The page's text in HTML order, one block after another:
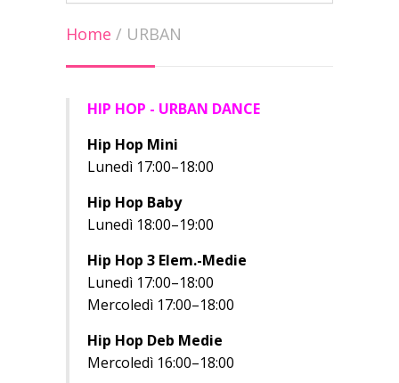
Home / URBAN
HIP HOP - URBAN DANCE
Hip Hop Mini
Lunedì 17:00–18:00
Hip Hop Baby
Lunedì 18:00–19:00
Hip Hop 3 Elem.-Medie
Lunedì 17:00–18:00
Mercoledì 17:00–18:00
Hip Hop Deb Medie
Mercoledì 16:00–18:00